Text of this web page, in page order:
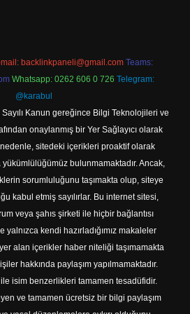
mail: backlinkpaneli@gmail.com Teams:
Whatsapp: 0262 606 0 726 Telegram:
@karabul
Kanun gereğince Bilgi Teknolojileri ve
onaylanmış bir Yer Sağlayıcı olarak
sitedeki içerikleri proaktif olarak
bulunmamaktadır. Ancak,
sorumluluğunu taşımakta olup, siteye
kabul etmiş sayılırlar. Bu internet sitesi,
veya şahıs şirketi ile hiçbir bağlantısı
yalnızca kendi hazırladığımız makaleler
alan içerikler haber niteliği taşımamakta
hakkında paylaşım yapılmamaktadır.
isim benzerlikleri tamamen tesadüfidir.
ve tamamen ücretsiz bir bilgi paylaşım